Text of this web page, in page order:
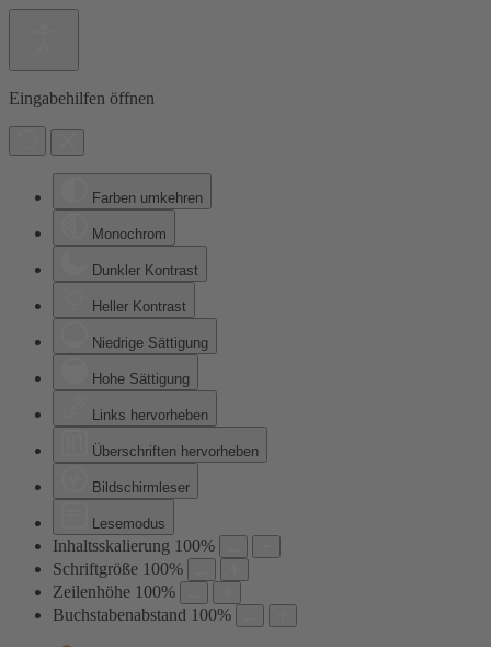
Eingabehilfen öffnen
Farben umkehren
Monochrom
Dunkler Kontrast
Heller Kontrast
Niedrige Sättigung
Hohe Sättigung
Links hervorheben
Überschriften hervorheben
Bildschirmleser
Lesemodus
Inhaltsskalierung 100%
Schriftgröße 100%
Zeilenhöhe 100%
Buchstabenabstand 100%